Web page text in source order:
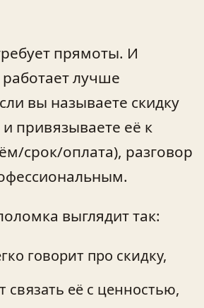
прямоты. И
лучше
вы называете скидку
привязываете её к
срок/оплата), разговор
выглядит так:
говорит про скидку,
связать её с ценностью,